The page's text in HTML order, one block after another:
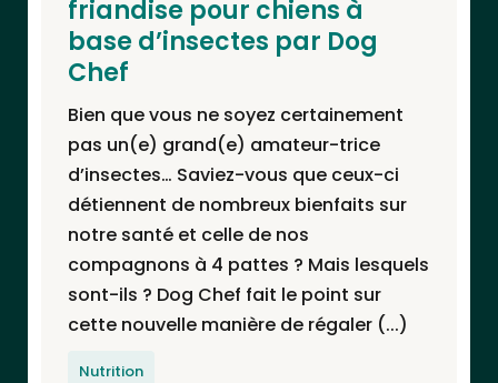
friandise pour chiens à
base d’insectes par Dog
Chef
Bien que vous ne soyez certainement
pas un(e) grand(e) amateur-trice
d’insectes… Saviez-vous que ceux-ci
détiennent de nombreux bienfaits sur
notre santé et celle de nos
compagnons à 4 pattes ? Mais lesquels
sont-ils ? Dog Chef fait le point sur
cette nouvelle manière de régaler (...)
Nutrition